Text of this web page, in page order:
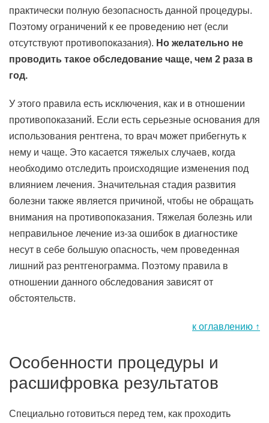
практически полную безопасность данной процедуры.
Поэтому ограничений к ее проведению нет (если
отсутствуют противопоказания). Но желательно не
проводить такое обследование чаще, чем 2 раза в
год.
У этого правила есть исключения, как и в отношении
противопоказаний. Если есть серьезные основания для
использования рентгена, то врач может прибегнуть к
нему и чаще. Это касается тяжелых случаев, когда
необходимо отследить происходящие изменения под
влиянием лечения. Значительная стадия развития
болезни также является причиной, чтобы не обращать
внимания на противопоказания. Тяжелая болезнь или
неправильное лечение из-за ошибок в диагностике
несут в себе большую опасность, чем проведенная
лишний раз рентгенограмма. Поэтому правила в
отношении данного обследования зависят от
обстоятельств.
к оглавлению ↑
Особенности процедуры и
расшифровка результатов
Специально готовиться перед тем, как проходить